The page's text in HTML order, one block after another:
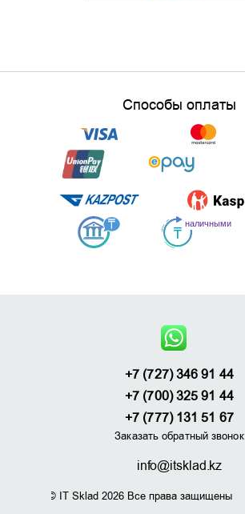
Способы оплаты
+7 (727) 346 91 44
+7 (700) 325 91 44
+7 (777) 131 51 67
Заказать обратный звонок
info@itsklad.kz
© IT Sklad 2026 Все права защищены